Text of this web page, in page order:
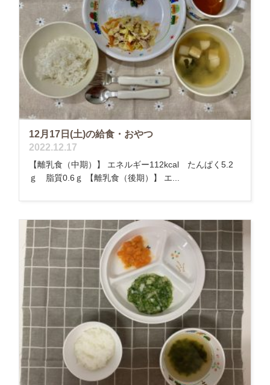
12月17日(土)の給食・おやつ
2022.12.17
【離乳食（中期）】 エネルギー112kcal たんぱく5.2
ｇ 脂質0.6ｇ 【離乳食（後期）】 エ...